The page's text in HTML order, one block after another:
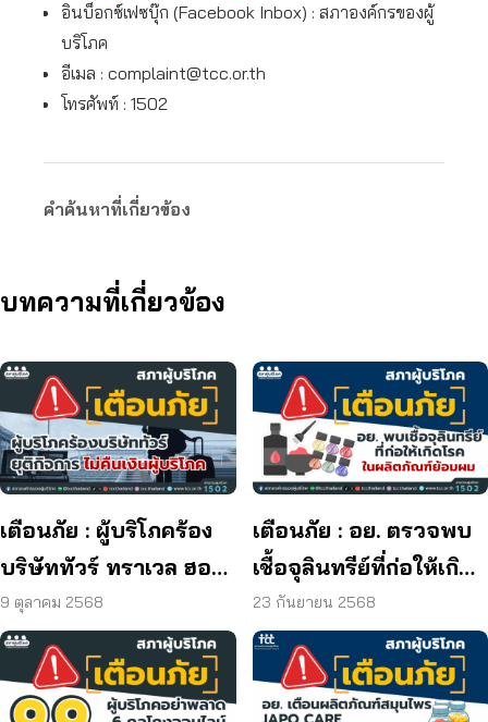
อินบ็อกซ์เฟซบุ๊ก (Facebook Inbox) : สภาองค์กรของผู้
บริโภค
อีเมล : complaint@tcc.or.th
โทรศัพท์ : 1502
คำค้นหาที่เกี่ยวข้อง
บทความที่เกี่ยวข้อง
เตือนภัย : ผู้บริโภคร้อง
บริษัททัวร์ ทราเวล ฮอลิ
เดย์ ยุติกิจการ ไม่คืนเงิน
ผู้บริโภค
9 ตุลาคม 2568
เตือนภัย : อย. ตรวจพบ
เชื้อจุลินทรีย์ที่ก่อให้เกิด
โรค และพบแบคทีเรีย
ยีสต์ และรา เกิน
มาตรฐานกำหนด ใน
ผลิตภัณฑ์ย้อมผม
23 กันยายน 2568